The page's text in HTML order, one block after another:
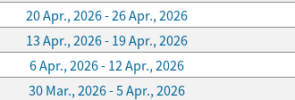
20 Apr., 2026 - 26 Apr., 2026
13 Apr., 2026 - 19 Apr., 2026
6 Apr., 2026 - 12 Apr., 2026
30 Mar., 2026 - 5 Apr., 2026